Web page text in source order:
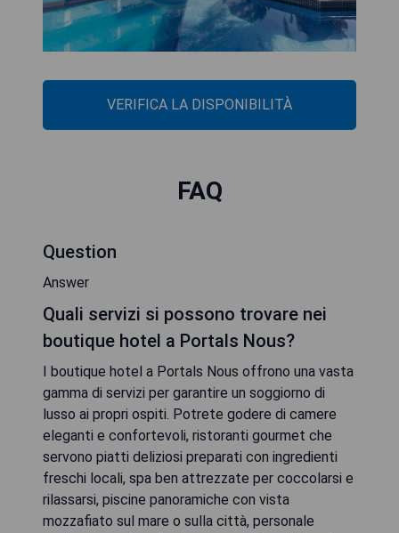
VERIFICA LA DISPONIBILITÀ
FAQ
Question
Answer
Quali servizi si possono trovare nei
boutique hotel a Portals Nous?
I boutique hotel a Portals Nous offrono una vasta
gamma di servizi per garantire un soggiorno di
lusso ai propri ospiti. Potrete godere di camere
eleganti e confortevoli, ristoranti gourmet che
servono piatti deliziosi preparati con ingredienti
freschi locali, spa ben attrezzate per coccolarsi e
rilassarsi, piscine panoramiche con vista
mozzafiato sul mare o sulla città, personale